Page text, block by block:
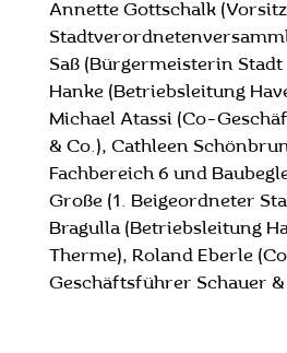
Annette Gottschalk
Saß (Bürgermeisterin
Hanke (Betriebsleitung
Michael Atassi (Co-
& Co.), Cathleen
Fachbereich 6 und
Große (1. Beigeordneter
Bragulla (Betriebsleitung
Therme), Roland Eberle
Geschäftsführer Schauer &